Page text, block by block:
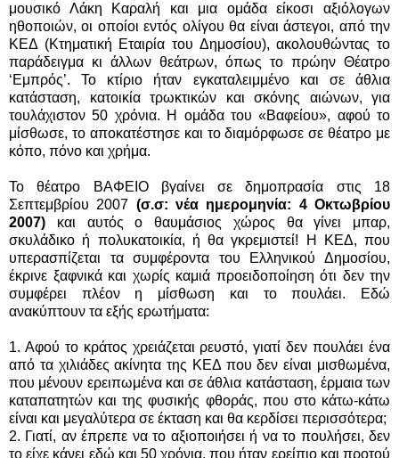
μουσικό Λάκη Καραλή και μια ομάδα είκοσι αξιόλογων
ηθοποιών, οι οποίοι εντός ολίγου θα είναι άστεγοι, από την
ΚΕΔ (Κτηματική Εταιρία του Δημοσίου), ακολουθώντας το
παράδειγμα κι άλλων θεάτρων, όπως το πρώην Θέατρο
‘Εμπρός’. Το κτίριο ήταν εγκαταλειμμένο και σε άθλια
κατάσταση, κατοικία τρωκτικών και σκόνης αιώνων, για
τουλάχιστον 50 χρόνια. Η ομάδα του «Βαφείου», αφού το
μίσθωσε, το αποκατέστησε και το διαμόρφωσε σε θέατρο με
κόπο, πόνο και χρήμα.
Το θέατρο ΒΑΦΕΙΟ βγαίνει σε δημοπρασία στις 18
Σεπτεμβρίου 2007 (σ.σ: νέα ημερομηνία: 4 Οκτωβρίου
2007) και αυτός ο θαυμάσιος χώρος θα γίνει μπαρ,
σκυλάδικο ή πολυκατοικία, ή θα γκρεμιστεί! Η ΚΕΔ, που
υπερασπίζεται τα συμφέροντα του Ελληνικού Δημοσίου,
έκρινε ξαφνικά και χωρίς καμιά προειδοποίηση ότι δεν την
συμφέρει πλέον η μίσθωση και το πουλάει. Εδώ
ανακύπτουν τα εξής ερωτήματα:
1. Αφού το κράτος χρειάζεται ρευστό, γιατί δεν πουλάει ένα
από τα χιλιάδες ακίνητα της ΚΕΔ που δεν είναι μισθωμένα,
που μένουν ερειπωμένα και σε άθλια κατάσταση, έρμαια των
καταπατητών και της φυσικής φθοράς, που στο κάτω-κάτω
είναι και μεγαλύτερα σε έκταση και θα κερδίσει περισσότερα;
2. Γιατί, αν έπρεπε να το αξιοποιήσει ή να το πουλήσει, δεν
το είχε κάνει εδώ και 50 χρόνια, που ήταν ερείπιο και προτού